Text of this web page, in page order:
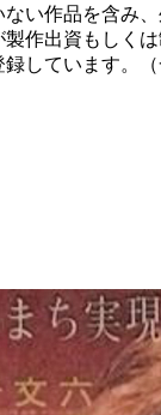
い作品を含み、
作出資もしく
しています。（